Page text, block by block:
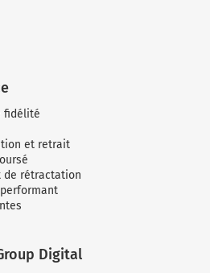
fidélité
et retrait
de rétractation
Digital